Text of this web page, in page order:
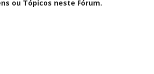
ou Tópicos neste Fórum.